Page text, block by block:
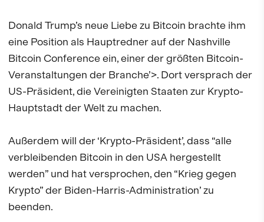
Donald Trump’s neue Liebe zu Bitcoin brachte ihm
eine Position als Hauptredner auf der Nashville
Bitcoin Conference ein, einer der größten Bitcoin-
Veranstaltungen der Branche’>. Dort versprach der
US-Präsident, die Vereinigten Staaten zur Krypto-
Hauptstadt der Welt zu machen.
Außerdem will der ‘Krypto-Präsident’, dass “alle
verbleibenden Bitcoin in den USA hergestellt
werden” und hat versprochen, den “Krieg gegen
Krypto” der Biden-Harris-Administration’ zu
beenden.